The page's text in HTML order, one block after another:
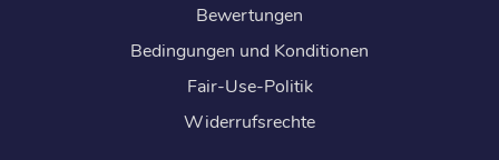
Bewertungen
Bedingungen und Konditionen
Fair-Use-Politik
Widerrufsrechte